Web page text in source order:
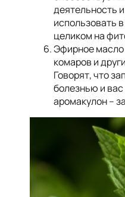
деятельность
использовать
целиком на
Эфирное масло
комаров и
Говорят, что
болезнью и
аромакулон –